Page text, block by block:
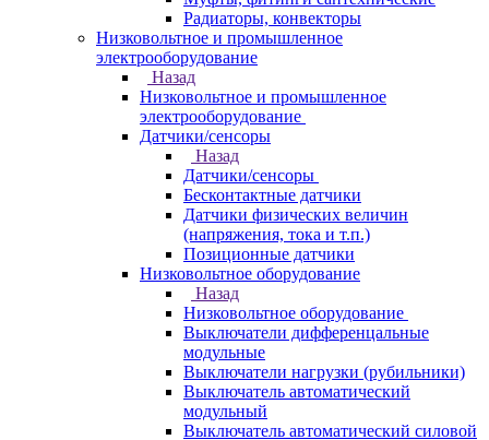
Радиаторы, конвекторы
Низковольтное и промышленное
электрооборудование
Назад
Низковольтное и промышленное
электрооборудование
Датчики/сенсоры
Назад
Датчики/сенсоры
Бесконтактные датчики
Датчики физических величин
(напряжения, тока и т.п.)
Позиционные датчики
Низковольтное оборудование
Назад
Низковольтное оборудование
Выключатели дифференцальные
модульные
Выключатели нагрузки (рубильники)
Выключатель автоматический
модульный
Выключатель автоматический силовой